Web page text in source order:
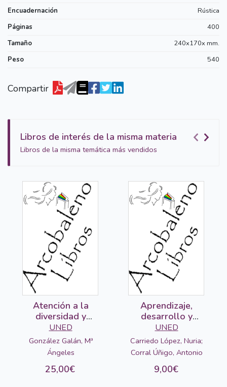
Encuadernación
Rústica
Páginas
400
Tamaño
240x170x mm.
Peso
540
Compartir
Libros de interés de la misma materia
Libros de la misma temática más vendidos
Atención a la
diversidad y
pedagogía
diferencial
UNED
González Galán, Mª
Ángeles
25,00€
Aprendizaje,
desarrollo y
prácticas
UNED
Carriedo López, Nuria;
Corral Úñigo, Antonio
9,00€